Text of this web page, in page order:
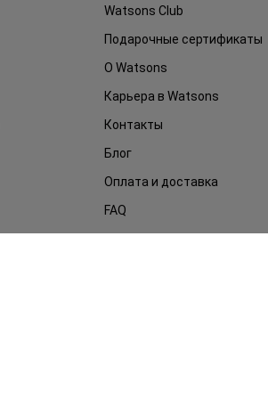
Watsons Club
Подарочные сертификаты
О Watsons
Карьера в Watsons
Контакты
Блог
Оплата и доставка
FAQ